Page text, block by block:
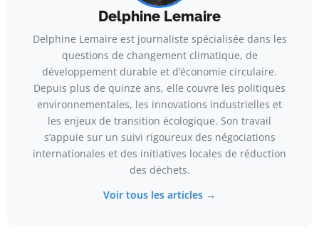
Delphine Lemaire
Delphine Lemaire est journaliste spécialisée dans les
questions de changement climatique, de
développement durable et d’économie circulaire.
Depuis plus de quinze ans, elle couvre les politiques
environnementales, les innovations industrielles et
les enjeux de transition écologique. Son travail
s’appuie sur un suivi rigoureux des négociations
internationales et des initiatives locales de réduction
des déchets.
Voir tous les articles →